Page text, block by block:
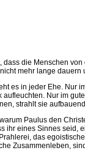
dass die Menschen
mehr lange
es in jeder Ehe. Nur
aufleuchten. Nur im
strahlt sie
Paulus den
ihr eines Sinnes seid,
das
Zusammenleben,